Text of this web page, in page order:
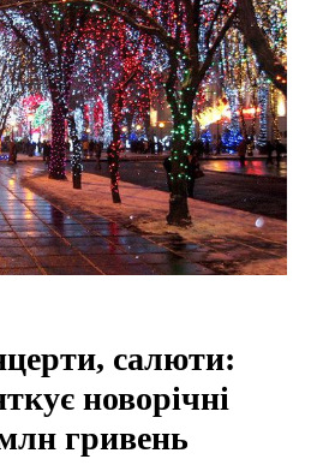
салюти:
новорічні
гривень